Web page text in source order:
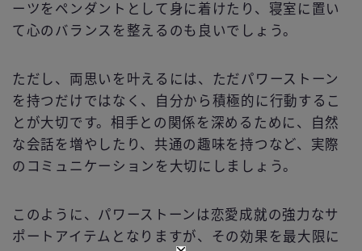
ーツをペンダントとして身に着けたり、寝室に置い
て心のバランスを整えるのも良いでしょう。
ただし、両思いを叶えるには、ただパワーストーン
を持つだけではなく、自分から積極的に行動するこ
とが大切です。相手との関係を深めるために、自然
な会話を増やしたり、共通の趣味を持つなど、実際
のコミュニケーションを大切にしましょう。
このように、パワーストーンは恋愛成就の強力なサ
ポートアイテムとなりますが、その効果を最大限に